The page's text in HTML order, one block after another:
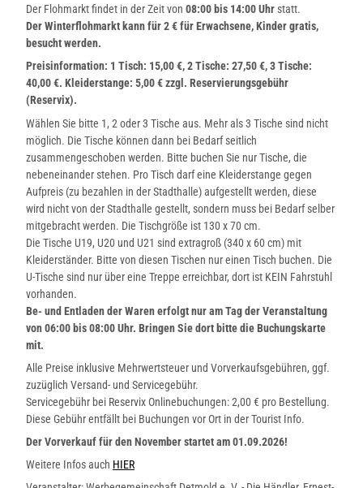
l
e
_
L
o
g
o
_
W
i
n
t
e
r
f
l
o
h
m
a
r
k
t
-
t
n
Der Flohmarkt findet in der Zeit von 08:00 bis 14:00 Uhr statt.
Der Winterflohmarkt kann für 2 € für Erwachsene, Kinder gratis,
besucht werden.
Preisinformation: 1 Tisch: 15,00 €, 2 Tische: 27,50 €, 3 Tische:
40,00 €. Kleiderstange: 5,00 € zzgl. Reservierungsgebühr
(Reservix).
Wählen Sie bitte 1, 2 oder 3 Tische aus. Mehr als 3 Tische sind nicht
möglich. Die Tische können dann bei Bedarf seitlich
zusammengeschoben werden. Bitte buchen Sie nur Tische, die
nebeneinander stehen. Pro Tisch darf eine Kleiderstange gegen
Aufpreis (zu bezahlen in der Stadthalle) aufgestellt werden, diese
wird nicht von der Stadthalle gestellt, sondern muss bei Bedarf selber
mitgebracht werden. Die Tischgröße ist 130 x 70 cm.
Die Tische U19, U20 und U21 sind extragroß (340 x 60 cm) mit
Kleiderständer. Bitte von diesen Tischen nur einen Tisch buchen. Die
U-Tische sind nur über eine Treppe erreichbar, dort ist KEIN Fahrstuhl
vorhanden.
Be- und Entladen der Waren erfolgt nur am Tag der Veranstaltung
von 06:00 bis 08:00 Uhr. Bringen Sie dort bitte die Buchungskarte
mit.
Alle Preise inklusive Mehrwertsteuer und Vorverkaufsgebühren, ggf.
zuzüglich Versand- und Servicegebühr.
Servicegebühr bei Reservix Onlinebuchungen: 2,00 € pro Bestellung.
Diese Gebühr entfällt bei Buchungen vor Ort in der Tourist Info.
Der Vorverkauf für den November startet am 01.09.2026!
Weitere Infos auch HIER